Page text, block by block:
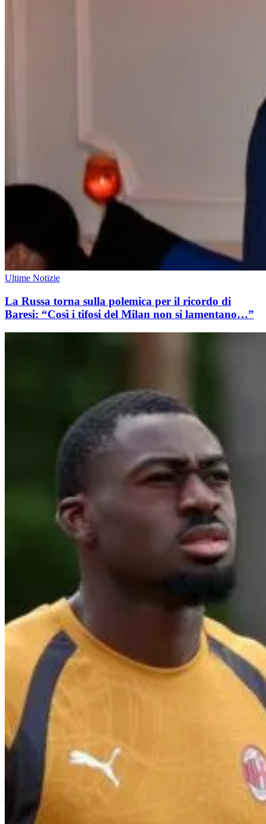
Ultime Notizie
La Russa torna sulla polemica per il ricordo di
Baresi: “Così i tifosi del Milan non si lamentano…”